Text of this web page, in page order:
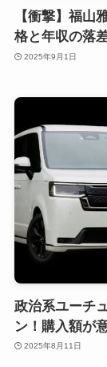
【衝撃】福山
格と年収の落
2025年9月1日
政治系ユーチ
ン！購入額が
2025年8月11日